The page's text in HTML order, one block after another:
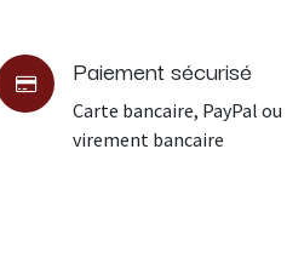
Paiement sécurisé
Carte bancaire, PayPal ou
virement bancaire